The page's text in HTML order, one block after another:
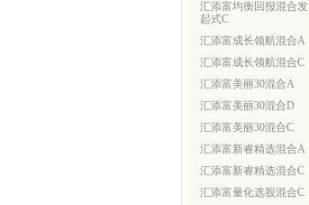
汇添富均衡回报混合发
起式C
汇添富成长领航混合A
汇添富成长领航混合C
汇添富美丽30混合A
汇添富美丽30混合D
汇添富美丽30混合C
汇添富新睿精选混合A
汇添富新睿精选混合C
汇添富量化选股混合C